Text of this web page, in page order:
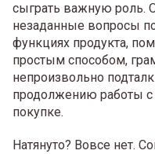
сыграть важную роль.
незаданные вопросы
функциях продукта,
простым способом,
непроизвольно
продолжению работы
покупке.
Натянуто? Вовсе нет.